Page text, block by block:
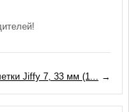
Jiffy 7, 33 мм (1... →